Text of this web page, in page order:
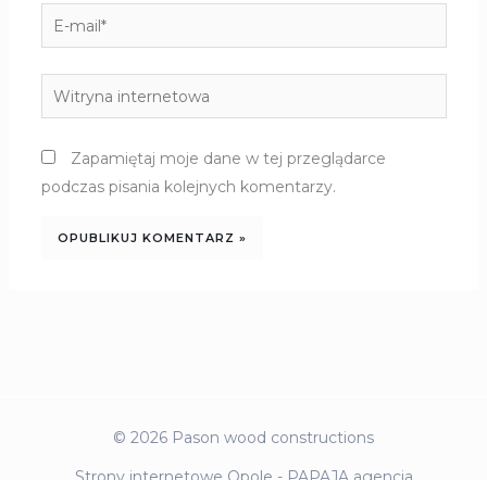
E-
mail*
Witryna
internetowa
Zapamiętaj moje dane w tej przeglądarce
podczas pisania kolejnych komentarzy.
© 2026 Pason wood constructions